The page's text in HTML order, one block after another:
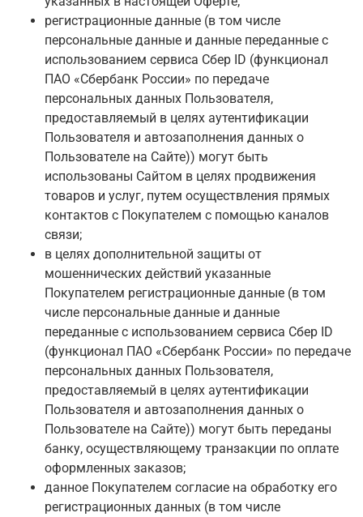
регистрационные данные (в том числе
персональные данные и данные переданные с
использованием сервиса Сбер ID (функционал
ПАО «Сбербанк России» по передаче
персональных данных Пользователя,
предоставляемый в целях аутентификации
Пользователя и автозаполнения данных о
Пользователе на Сайте)) могут быть
использованы Сайтом в целях продвижения
товаров и услуг, путем осуществления прямых
контактов с Покупателем с помощью каналов
связи;
в целях дополнительной защиты от
мошеннических действий указанные
Покупателем регистрационные данные (в том
числе персональные данные и данные
переданные с использованием сервиса Сбер ID
(функционал ПАО «Сбербанк России» по передаче
персональных данных Пользователя,
предоставляемый в целях аутентификации
Пользователя и автозаполнения данных о
Пользователе на Сайте)) могут быть переданы
банку, осуществляющему транзакции по оплате
оформленных заказов;
данное Покупателем согласие на обработку его
регистрационных данных (в том числе